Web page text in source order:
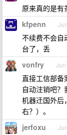
原来真的是有
kfpenn
不续费不会自
台了，丢
vonfry Jun
直接工信部备
自动注销吧
机器迁国外后
右？）。
jerfoxu